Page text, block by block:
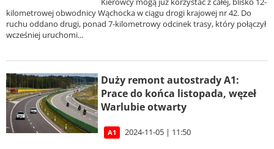
kilometrowej obwodnicy Wąchocka w ciągu drogi krajowej nr 42. Do
ruchu oddano drugi, ponad 7-kilometrowy odcinek trasy, który połączył
wcześniej uruchomi...
Duży remont autostrady A1:
Prace do końca listopada, węzeł
Warlubie otwarty
A1 2024-11-05 | 11:50